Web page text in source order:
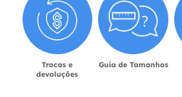
Trocas e
devoluções
Guia de Tamanhos